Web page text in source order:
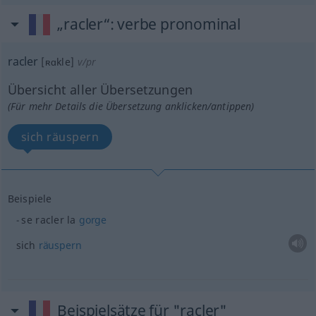
„racler“: verbe pronominal
racler [ʀɑkle] v/pr
Übersicht aller Übersetzungen
(Für mehr Details die Übersetzung anklicken/antippen)
sich räuspern
Beispiele
se racler la gorge
sich räuspern
Beispielsätze für "racler"